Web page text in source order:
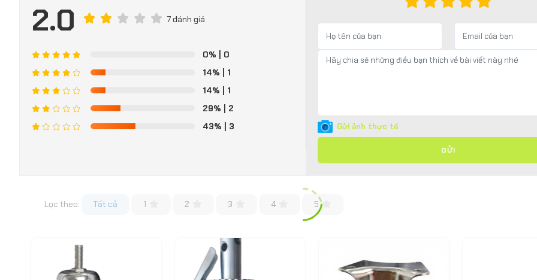
2.0 7 đánh giá
0% | 0
14% | 1
14% | 1
29% | 2
43% | 3 Gửi ảnh thực tế
GỬI
Lọc theo: Tất cả 1 2 3 4 5